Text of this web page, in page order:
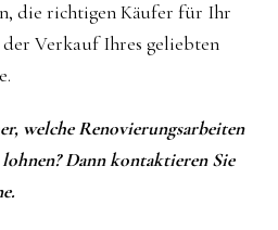
die richtigen Käufer für Ihr
Verkauf Ihres geliebten
welche Renovierungsarbeiten
Dann kontaktieren Sie